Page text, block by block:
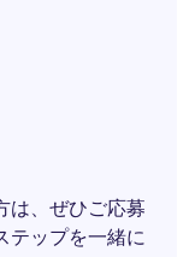
は、ぜひご応募
テップを一緒に